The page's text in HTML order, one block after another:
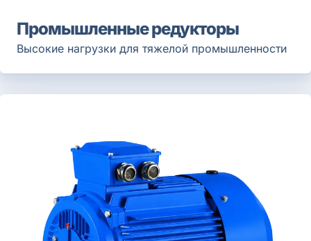
Промышленные редукторы
Высокие нагрузки для тяжелой промышленности